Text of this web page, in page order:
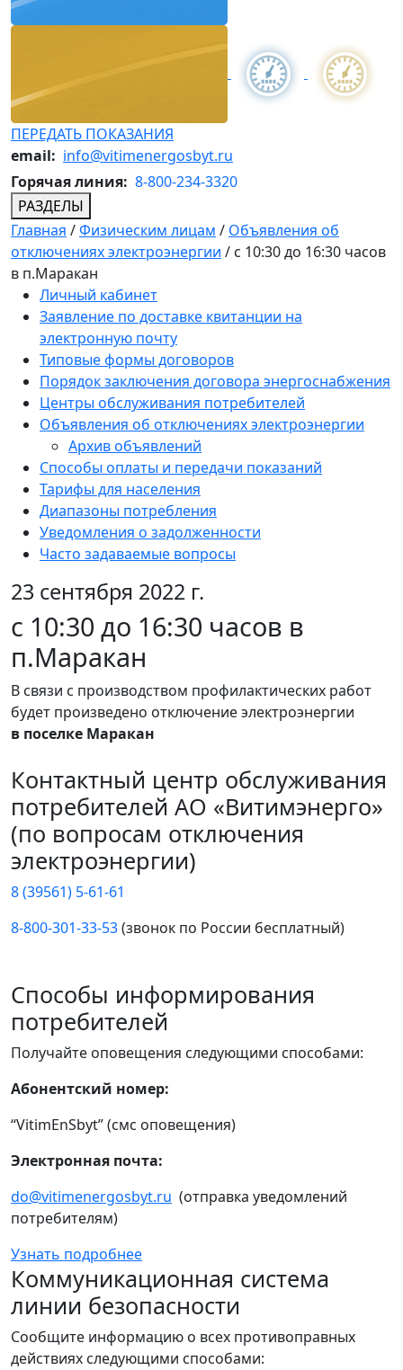
ПЕРЕДАТЬ ПОКАЗАНИЯ
email: info@vitimenergosbyt.ru
Горячая линия: 8-800-234-3320
РАЗДЕЛЫ
Главная /Физическим лицам / Объявления об
отключениях электроэнергии / с 10:30 до 16:30 часов
в п.Маракан
Личный кабинет
Заявление по доставке квитанции на
электронную почту
Типовые формы договоров
Порядок заключения договора энергоснабжения
Центры обслуживания потребителей
Объявления об отключениях электроэнергии
Архив объявлений
Способы оплаты и передачи показаний
Тарифы для населения
Диапазоны потребления
Уведомления о задолженности
Часто задаваемые вопросы
23 сентября 2022 г.
с 10:30 до 16:30 часов в
п.Маракан
В связи с производством профилактических работ
будет произведено отключение электроэнергии
в поселке Маракан
Контактный центр обслуживания
потребителей АО «Витимэнерго»
(по вопросам отключения
электроэнергии)
8 (39561) 5-61-61
8-800-301-33-53(звонок по России бесплатный)
Способы информирования
потребителей
Получайте оповещения следующими способами:
Абонентский номер:
“VitimEnSbyt” (смс оповещения)
Электронная почта:
do@vitimenergosbyt.ru (отправка уведомлений
потребителям)
Узнать подробнее
Коммуникационная система
линии безопасности
Сообщите информацию о всех противоправных
действиях следующими способами: